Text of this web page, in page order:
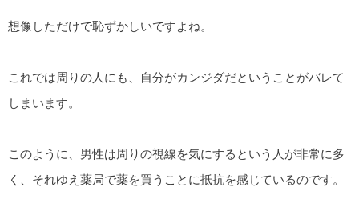
想像しただけで恥ずかしいですよね。
これでは周りの人にも、自分がカンジダだということがバレて
しまいます。
このように、男性は周りの視線を気にするという人が非常に多
く、それゆえ薬局で薬を買うことに抵抗を感じているのです。